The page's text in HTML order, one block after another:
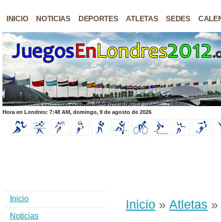
INICIO NOTICIAS DEPORTES ATLETAS SEDES
Hora en Londres: 7:48 AM, domingo, 9 de agosto de 2026
Inicio » Atletas »
Inicio
Noticias